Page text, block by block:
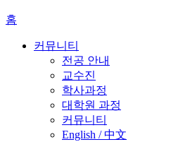
홈
커뮤니티
전공 안내
교수진
학사과정
대학원 과정
커뮤니티
English / 中文